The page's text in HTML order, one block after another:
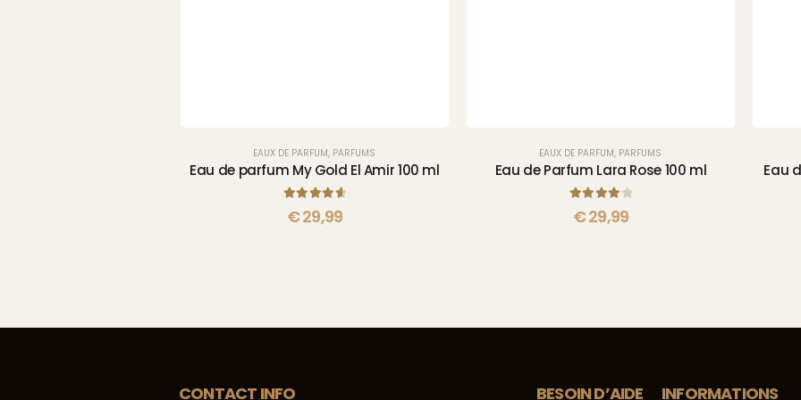
EAUX DE PARFUM, PARFUMS
Eau de parfum My Gold El Amir 100 ml
€29,99
EAUX DE PARFUM, PARFUMS
Eau de Parfum Lara Rose 100 ml
€29,99
Eau
CONTACT INFO
BESOIN D’AIDE
INFORMATIONS